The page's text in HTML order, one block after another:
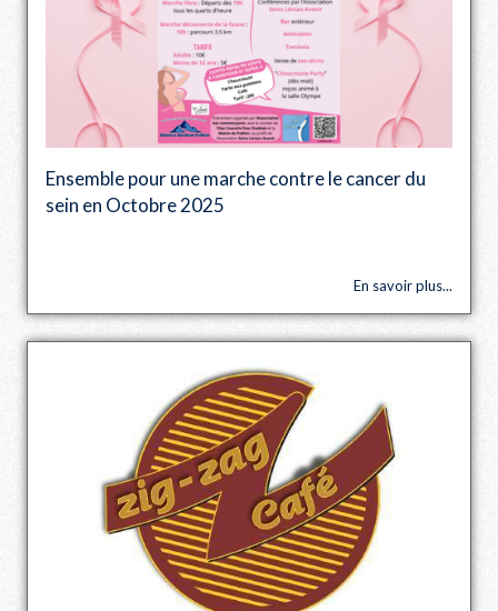
Ensemble pour une marche contre le cancer du
sein en Octobre 2025
En savoir plus...